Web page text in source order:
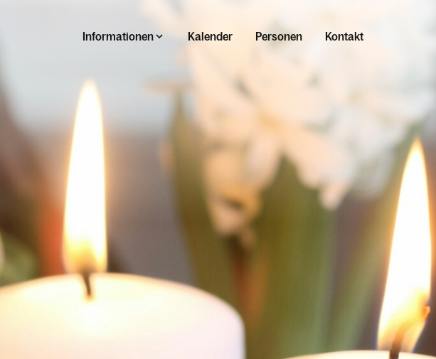
Informationen Kalender Personen Kontakt